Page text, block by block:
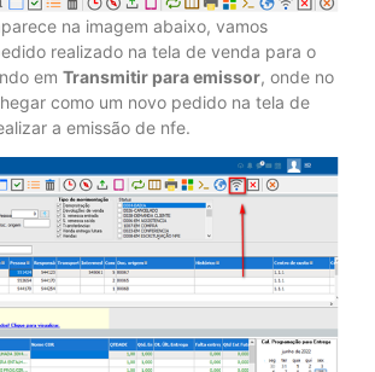
na imagem abaixo, vamos
realizado na tela de venda para o
em Transmitir para emissor, onde no
como um novo pedido na tela de
a emissão de nfe.